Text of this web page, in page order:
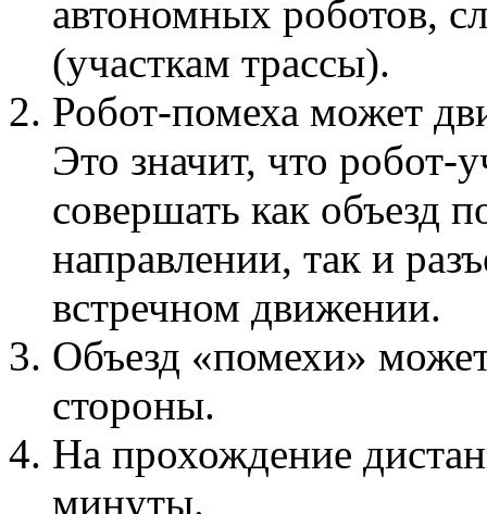
автономных роботов,
(участкам трассы).
Робот-помеха может
Это значит, что робот-
совершать как объезд
направлении, так и
встречном движении.
Объезд «помехи»
стороны.
На прохождение
минуты.